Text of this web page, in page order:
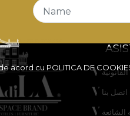
acord cu POLITICA DE
Name
اتصل بنا
الشائعة